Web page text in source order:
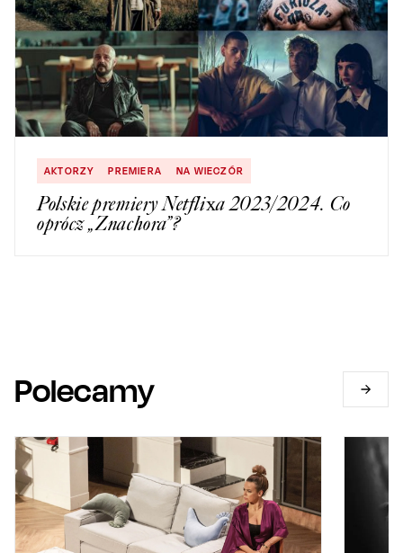
AKTORZY PREMIERA NA WIECZÓR
Polskie premiery Netflixa 2023/2024. Co
oprócz „Znachora”?
Polecamy